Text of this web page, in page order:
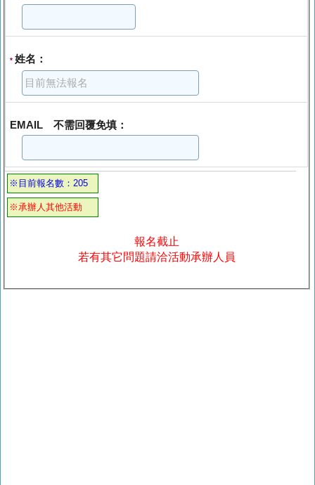
* 姓名：
EMAIL 不需回覆免填：
※目前報名數：205
※承辦人其他活動
報名截止
若有其它問題請洽活動承辦人員